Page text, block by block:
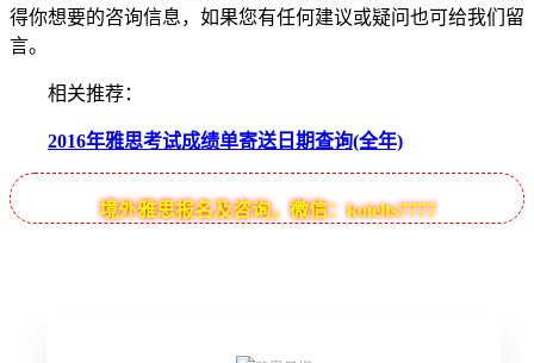
得你想要的咨询信息，如果您有任何建议或疑问也可给我们留
言。
相关推荐：
2016年雅思考试成绩单寄送日期查询(全年)
境外雅思报名及咨询，微信：koielts7777